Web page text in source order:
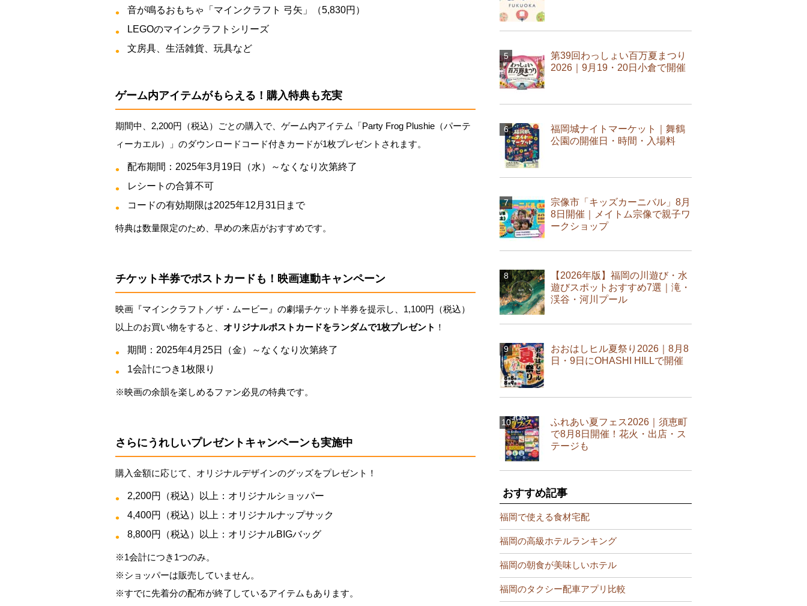
音が鳴るおもちゃ「マインクラフト 弓矢」（5,830円）
LEGOのマインクラフトシリーズ
文房具、生活雑貨、玩具など
ゲーム内アイテムがもらえる！購入特典も充実
期間中、2,200円（税込）ごとの購入で、ゲーム内アイテム「Party Frog Plushie（パーテ
ィーカエル）」のダウンロードコード付きカードが1枚プレゼントされます。
配布期間：2025年3月19日（水）～なくなり次第終了
レシートの合算不可
コードの有効期限は2025年12月31日まで
特典は数量限定のため、早めの来店がおすすめです。
チケット半券でポストカードも！映画連動キャンペーン
映画『マインクラフト／ザ・ムービー』の劇場チケット半券を提示し、1,100円（税込）
以上のお買い物をすると、 オリジナルポストカードをランダムで1枚プレゼント ！
期間：2025年4月25日（金）～なくなり次第終了
1会計につき1枚限り
※映画の余韻を楽しめるファン必見の特典です。
さらにうれしいプレゼントキャンペーンも実施中
購入金額に応じて、オリジナルデザインのグッズをプレゼント！
2,200円（税込）以上：オリジナルショッパー
4,400円（税込）以上：オリジナルナップサック
8,800円（税込）以上：オリジナルBIGバッグ
※1会計につき1つのみ。
※ショッパーは販売していません。
※すでに先着分の配布が終了しているアイテムもあります。
第39回わっしょい百万夏まつり
2026｜9月19・20日小倉で開催
福岡城ナイトマーケット｜舞鶴
公園の開催日・時間・入場料
宗像市「キッズカーニバル」8月
8日開催｜メイトム宗像で親子ワ
ークショップ
【2026年版】福岡の川遊び・水
遊びスポットおすすめ7選｜滝・
渓谷・河川プール
おおはしヒル夏祭り2026｜8月8
日・9日にOHASHI HILLで開催
ふれあい夏フェス2026｜須恵町
で8月8日開催！花火・出店・ス
テージも
おすすめ記事
福岡で使える食材宅配
福岡の高級ホテルランキング
福岡の朝食が美味しいホテル
福岡のタクシー配車アプリ比較